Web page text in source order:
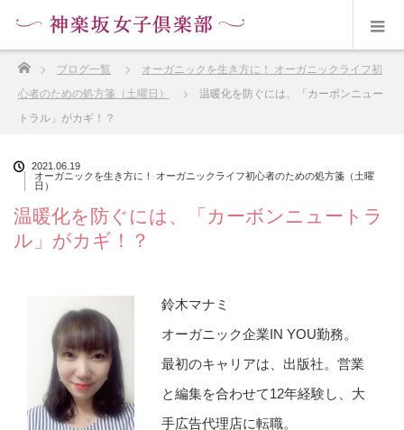
ブログ一覧
オーガニックを生き方に！ オーガニックライフ初
心者のための処方箋（土曜日）
温暖化を防ぐには、「カーボンニュー
トラル」がカギ！？
2021.06.19
オーガニックを生き方に！ オーガニックライフ初心者のための処方箋（土曜
日）
温暖化を防ぐには、「カーボンニュートラ
ル」がカギ！？
鈴木マナミ
オーガニック企業IN YOU勤務。
最初のキャリアは、出版社。営業
と編集を合わせて12年経験し、大
手広告代理店に転職。